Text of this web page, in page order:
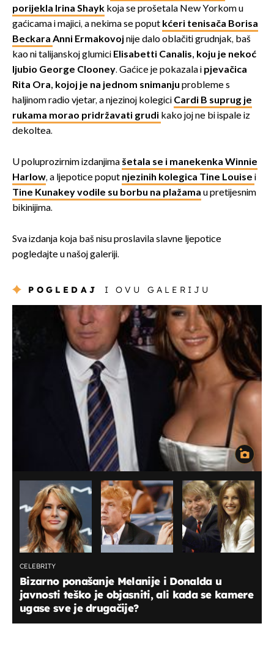
porijekla Irina Shayk koja se prošetala New Yorkom u
gaćicama i majici, a nekima se poput kćeri tenisača Borisa
Beckara Anni Ermakovoj nije dalo oblačiti grudnjak, baš
kao ni talijanskojglumici Elisabetti Canalis, koju je nekoć
ljubio George Clooney. Gaćice je pokazala i pjevačica
Rita Ora, kojoj je na jednom snimanju probleme s
haljinom radio vjetar, a njezinoj kolegici Cardi B suprug je
rukama morao pridržavati grudi kako joj ne bi ispale iz
dekoltea.
U poluprozirnim izdanjima šetala se i manekenka Winnie
Harlow, a ljepotice poput njezinih kolegica Tine Louise i
Tine Kunakey vodile su borbu na plažama u pretijesnim
bikinijima.
Sva izdanja koja baš nisu proslavila slavne ljepotice
pogledajte u našoj galeriji.
POGLEDAJ I OVU GALERIJU
CELEBRITY
Bizarno ponašanje Melanije i Donalda u
javnosti teško je objasniti, ali kada se kamere
ugase sve je drugačije?